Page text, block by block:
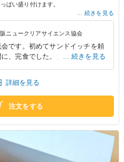
ぱい盛り付けます。
続きを見る
ニュークリアサイエンス協会
です。初めてサンドイッチを頼
、完食でした。美味しかったで
大阪府大阪市中央区南船場
続きを見る
詳細を見る
注文をする